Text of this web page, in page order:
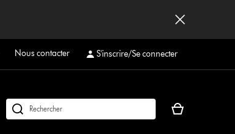
Nous contacter S'inscrire/Se connecter
Rechercher
Votre